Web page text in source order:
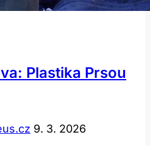
Plastika Prsou
9. 3. 2026